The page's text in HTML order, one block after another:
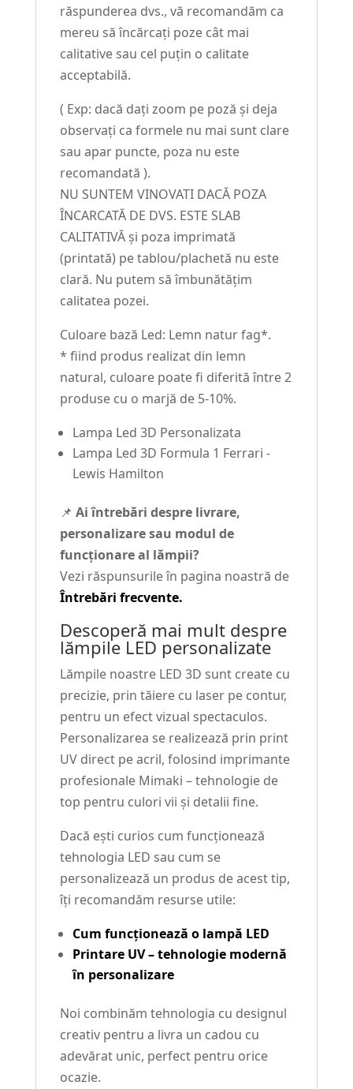
răspunderea dvs., vă recomandăm ca
mereu să încărcați poze cât mai
calitative sau cel puțin o calitate
acceptabilă.
( Exp: dacă dați zoom pe poză și deja
observați ca formele nu mai sunt clare
sau apar puncte, poza nu este
recomandată ).
NU SUNTEM VINOVATI DACĂ POZA
ÎNCARCATĂ DE DVS. ESTE SLAB
CALITATIVĂ și poza imprimată
(printată) pe tablou/plachetă nu este
clară. Nu putem să îmbunătățim
calitatea pozei.
Culoare bază Led: Lemn natur fag*.
* fiind produs realizat din lemn
natural, culoare poate fi diferită între 2
produse cu o marjă de 5-10%.
Lampa Led 3D Personalizata
Lampa Led 3D Formula 1 Ferrari -
Lewis Hamilton
📌 Ai întrebări despre livrare,
personalizare sau modul de
funcționare al lămpii?
Vezi răspunsurile în pagina noastră de
Întrebări frecvente.
Descoperă mai mult despre
lămpile LED personalizate
Lămpile noastre LED 3D sunt create cu
precizie, prin tăiere cu laser pe contur,
pentru un efect vizual spectaculos.
Personalizarea se realizează prin print
UV direct pe acril, folosind imprimante
profesionale Mimaki – tehnologie de
top pentru culori vii și detalii fine.
Dacă ești curios cum funcționează
tehnologia LED sau cum se
personalizează un produs de acest tip,
îți recomandăm resurse utile:
Cum funcționează o lampă LED
Printare UV – tehnologie modernă
în personalizare
Noi combinăm tehnologia cu designul
creativ pentru a livra un cadou cu
adevărat unic, perfect pentru orice
ocazie.